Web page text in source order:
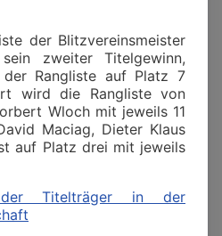
der Blitzvereinsmeister
zweiter Titelgewinn,
Rangliste auf Platz 7
wird die Rangliste von
Wloch mit jeweils 11
Maciag, Dieter Klaus
auf Platz drei mit jeweils
der Titelträger in der